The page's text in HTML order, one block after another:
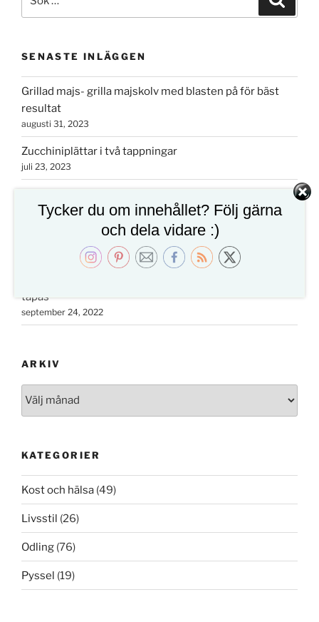
efter:
SENASTE INLÄGGEN
Grillad majs- grilla majskolv med blasten på för bäst
resultat
augusti 31, 2023
Zucchiniplättar i två tappningar
juli 23, 2023
maj 19, 2023
Tarte tatin på päron- ljuvlig och snabb päronpaj
oktober 15, 2022
tapas
september 24, 2022
ARKIV
KATEGORIER
Kost och hälsa (49)
Livsstil (26)
Odling (76)
Pyssel (19)
Tycker du om innehållet? Följ gärna
och dela vidare :)